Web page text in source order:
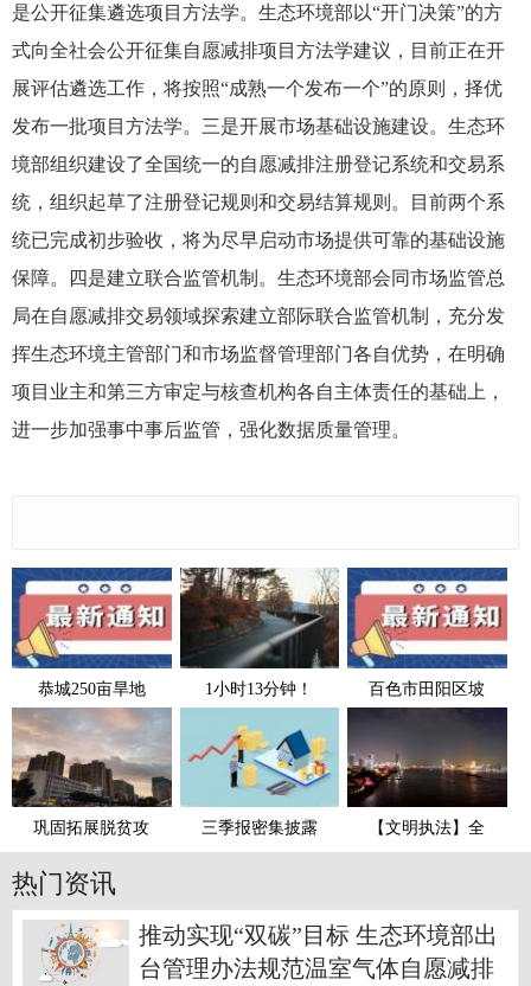
是公开征集遴选项目方法学。生态环境部以“开门决策”的方
式向全社会公开征集自愿减排项目方法学建议，目前正在开
展评估遴选工作，将按照“成熟一个发布一个”的原则，择优
发布一批项目方法学。三是开展市场基础设施建设。生态环
境部组织建设了全国统一的自愿减排注册登记系统和交易系
统，组织起草了注册登记规则和交易结算规则。目前两个系
统已完成初步验收，将为尽早启动市场提供可靠的基础设施
保障。四是建立联合监管机制。生态环境部会同市场监管总
局在自愿减排交易领域探索建立部际联合监管机制，充分发
挥生态环境主管部门和市场监督管理部门各自优势，在明确
项目业主和第三方审定与核查机构各自主体责任的基础上，
进一步加强事中事后监管，强化数据质量管理。
恭城250亩旱地 1小时13分钟！ 百色市田阳区坡
巩固拓展脱贫攻 三季报密集披露 【文明执法】全
热门资讯
推动实现“双碳”目标 生态环境部出
台管理办法规范温室气体自愿减排